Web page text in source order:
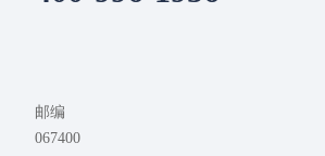
邮编
067400